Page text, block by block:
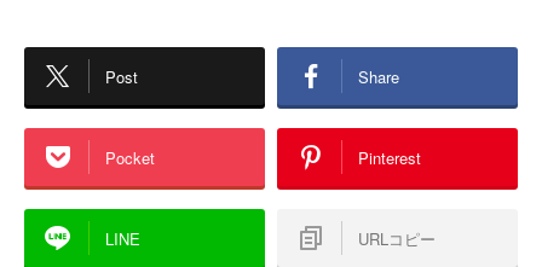
Post Share
Pocket Pinterest
LINE URLコピー